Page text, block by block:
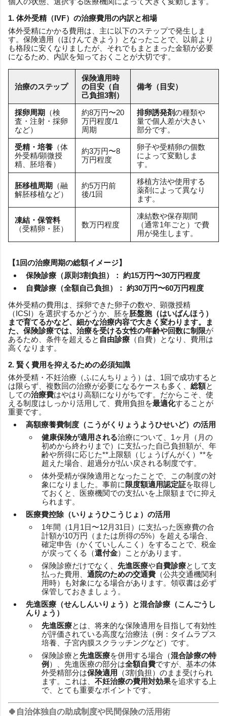
1. 体外受精（IVF）の治療費用の内訳と相場
体外受精にかかる費用は、主に以下のステップで発生しま
す。保険適用（ほけんてきよう）となったことで、以前より
も格段に安くなりましたが、それでもまとまった金額が必要
になるため、内訳を知っておくことが大切です。
治療のステップ
保険適用時
の目安（自
己負担3割）
備考（目安）
採卵周期
（検
査・注射・採卵
など）
約8万円〜20
万円程度/1
周期
排卵誘発剤の種類や
量で個人差が大きい
部分です。
受精・培養 （体
外受精/顕微授
精、胚培養）
約3万円〜8
万円程度
卵子や受精卵の個数
によって変動しま
す。
胚移植周期
（融
解胚移植など）
約5万円前
後/1回
移植方法や使用する
薬剤によって異なり
ます。
凍結・保管料
（受精卵・胚）
数万円程度
凍結数や保存期間
（通常1年ごと）で費
用が発生します。
【1回の治療周期の総額イメージ】
保険診療（原則3割負担）： 約15万円〜30万円程度
自費診療（全額自己負担）： 約30万円〜60万円程度
体外受精の費用は、採卵できた卵子の数や、顕微授精
（ICSI）を選択するかどうか、胚を胚盤胞（はいばんほう）
まで育てるかなど、細かな治療内容で大きく変わります。ま
た、保険診療では、治療を受ける女性の年齢や回数に制限が
あるため、条件を超えると 自由診療 （自費）となり、費用は
高くなります。
2. 賢く費用を抑えるための必須知識
体外受精・不妊治療（ふにんちりょう）は、1回で成功すると
は限らず、複数回の治療が必要になるケースも多く、 総額と
しての治療費はやはり高額になりがちです。だからこそ、使
える制度はしっかり活用して、費用負担を最適化することが
重要です。
高額療養費制度（こうがくりょうようひせいど）の活用
健康保険が適用される治療について、1ヶ月（月の
初めから終わりまで）に支払った自己負担額が、年
齢や所得に応じた**上限額（じょうげんがく）**を
超えた場合、超過分が払い戻される制度です。
体外受精が保険適用となったことで、この制度の対
象になりました。事前に 限度額適用認定証を取得し
ておくと、医療機関での支払いを上限額までに抑え
られます。
医療費控除（いりょうひこうじょ）の活用
1年間（1月1日〜12月31日）に支払った医療費の合
計額が10万円（または所得の5%）を超える場合、
確定申告（かくていしんこく）をすることで、税金
が戻ってくる（還付金）ことがあります。
保険診療だけでなく、 先進医療や自費診療として支
払った費用、 通院のための交通費 （公共交通機関利
用時）も対象になる場合があります。領収書は必ず
保管しておきましょう。
先進医療（せんしんいりょう）と混合診療（こんごうし
んりょう）
先進医療とは、将来的な保険適用を目指して有効性
が評価されている高度な治療法（例：タイムラプス
培養、子宮内膜スクラッチングなど）です。
保険診療と先進医療を併用する場合（混合診療の特
例 ）、先進医療の部分は全額自費ですが、基本の体
外受精部分は保険適用
（3割負担）のまま受けられ
ます。これは、 不妊治療の費用対効果を追求する上
で、とても重要なポイントです。
🍀自治体独自の助成制度や民間保険の活用術